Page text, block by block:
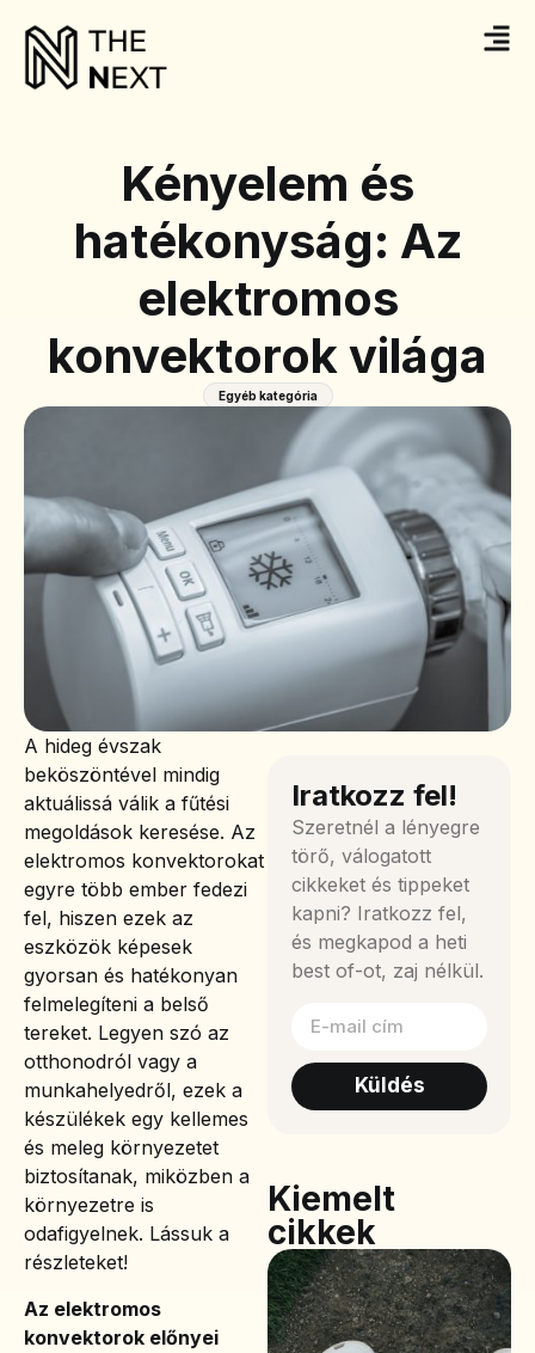
Kényelem és
hatékonyság: Az
elektromos
konvektorok világa
Egyéb kategória
A hideg évszak
beköszöntével mindig
aktuálissá válik a fűtési
megoldások keresése. Az
elektromos konvektorokat
egyre több ember fedezi
fel, hiszen ezek az
eszközök képesek
gyorsan és hatékonyan
felmelegíteni a belső
tereket. Legyen szó az
otthonodról vagy a
munkahelyedről, ezek a
készülékek egy kellemes
és meleg környezetet
biztosítanak, miközben a
környezetre is
odafigyelnek. Lássuk a
részleteket!
Az elektromos
konvektorok előnyei
Iratkozz fel!
Szeretnél a lényegre
törő, válogatott
cikkeket és tippeket
kapni? Iratkozz fel,
és megkapod a heti
best of-ot, zaj nélkül.
Küldés
Kiemelt
cikkek